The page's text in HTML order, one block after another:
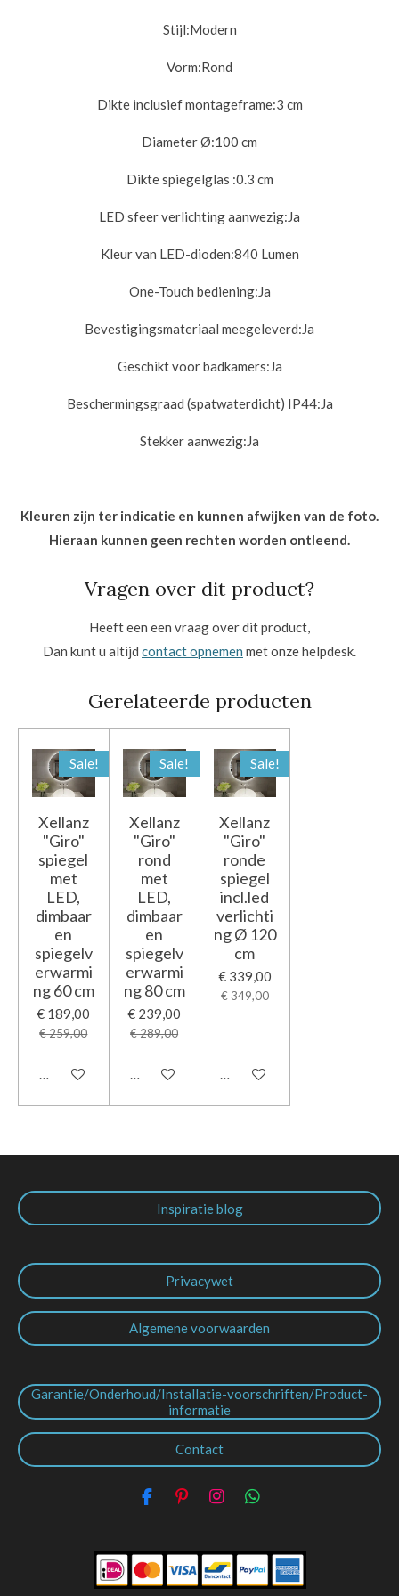
Stijl:Modern
Vorm:Rond
Dikte inclusief montageframe:3 cm
Diameter Ø:100 cm
Dikte spiegelglas :0.3 cm
LED sfeer verlichting aanwezig:Ja
Kleur van LED-dioden:840 Lumen
One-Touch bediening:Ja
Bevestigingsmateriaal meegeleverd:Ja
Geschikt voor badkamers:Ja
Beschermingsgraad (spatwaterdicht) IP44:Ja
Stekker aanwezig:Ja
Kleuren zijn ter indicatie en kunnen afwijken van de foto.
Hieraan kunnen geen rechten worden ontleend.
Vragen over dit product?
Heeft een een vraag over dit product,
Dan kunt u altijd contact opnemen met onze helpdesk.
Gerelateerde producten
Sale!
Xellanz
"Giro"
spiegel
met
LED,
dimbaar
en
spiegelv
erwarmi
ng 60 cm
€ 189,00
€ 259,00
In winkelwagen
Sale!
Xellanz
"Giro"
rond
met
LED,
dimbaar
en
spiegelv
erwarmi
ng 80 cm
€ 239,00
€ 289,00
In winkelwagen
Sale!
Xellanz
"Giro"
ronde
spiegel
incl.led
verlichti
ng Ø 120
cm
€ 339,00
€ 349,00
In winkelwagen
Inspiratie blog
Privacywet
Algemene voorwaarden
Garantie/Onderhoud/Installatie-voorschriften/Product-
informatie
Contact
F
e
b
o
P
t
e
r
I
t
a
g
W
t
s
A